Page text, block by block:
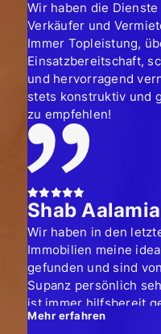
Wir haben die Dienste
Verkäufer und
Immer Topleistung,
Einsatzbereitschaft,
und hervorragend
stets konstruktiv und
zu empfehlen!
Shab
Wir haben in den
Immobilien meine
gefunden und sind
Supanz persönlich
ist immer hilfsbereit
Änderungen der
Mehr erfahren